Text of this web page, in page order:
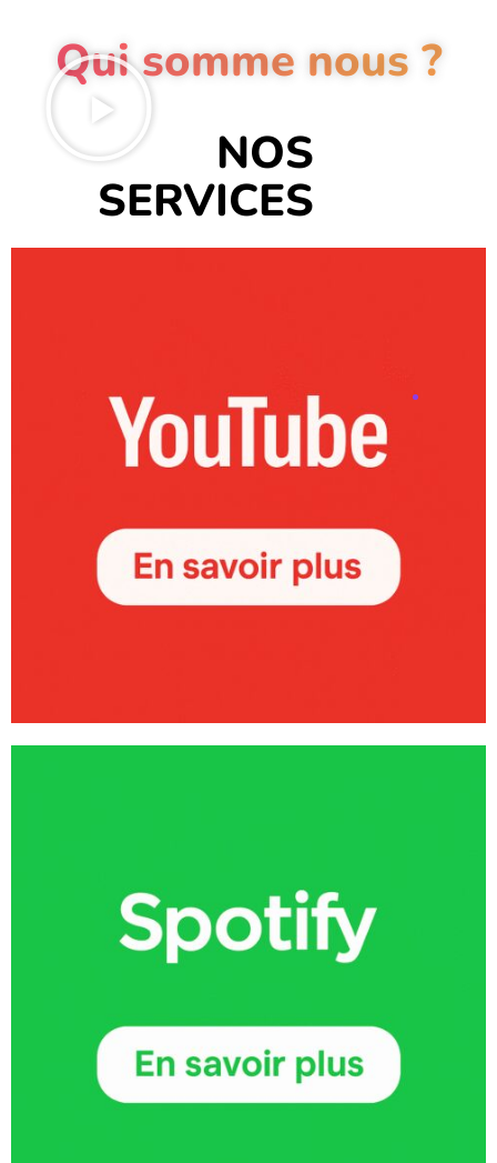
Qui somme nous ?
NOS
SERVICES